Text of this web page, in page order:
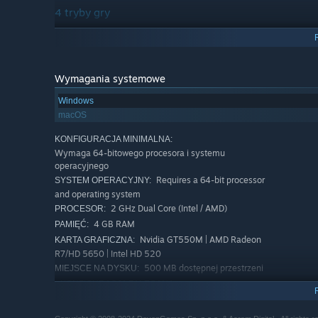
4 tryby gry
Zmierz się ze sztuczną inteligencją na 3 poziomach
Graj online z przyjaciółmi w trybie wieloosobowym
Krótka kampania w trybie jednoosobowym
Weź pod uwagę aktualne warunki pogodowe,
wspinacze mają zaatakować szczyt, znajdź
Wymagania systemowe
Windows
macOS
KONFIGURACJA MINIMALNA:
Wymaga 64-bitowego procesora i systemu
operacyjnego
SYSTEM OPERACYJNY: Requires a 64-bit processor
and operating system
PROCESOR: 2 GHz Dual Core (Intel / AMD)
PAMIĘĆ: 4 GB RAM
KARTA GRAFICZNA: Nvidia GT550M | AMD Radeon
R7/HD 5650 | Intel HD 520
MIEJSCE NA DYSKU: 500 MB dostępnej przestrzeni
KONFIGURACJA ZALECANA: